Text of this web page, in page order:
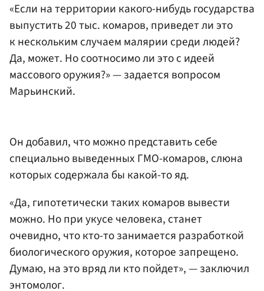
«Если на территории какого-нибудь государства
выпустить 20 тыс. комаров, приведет ли это
к нескольким случаем малярии среди людей?
Да, может. Но соотносимо ли это с идеей
массового оружия?» — задается вопросом
Марьинский.
Он добавил, что можно представить себе
специально выведенных ГМО-комаров, слюна
которых содержала бы какой-то яд.
«Да, гипотетически таких комаров вывести
можно. Но при укусе человека, станет
очевидно, что кто-то занимается разработкой
биологического оружия, которое запрещено.
Думаю, на это вряд ли кто пойдет», — заключил
энтомолог.